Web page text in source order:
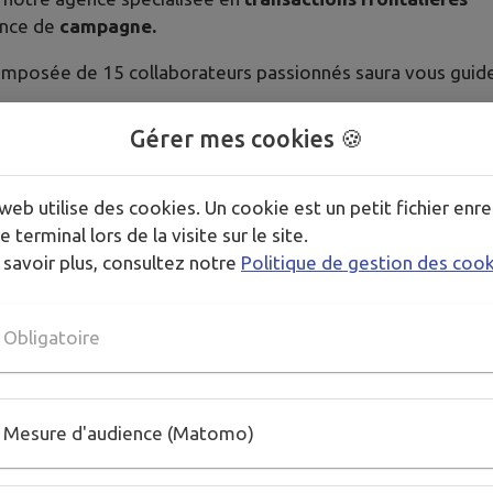
de campagne.
de 15 collaborateurs passionnés saura vous
championne du Monde de Triathlon,
de la Vallée Verte,Margaux TURCANchampionne de
BROGLIOspécialiste relations sociales/humaines et
TURCAN,
,Stéphanie COQUILLARD,Mylène BOUCHARDY
membre de PROPERTY PARTNERS, réseau
Genevois en haute Savoie,
Gérer mes cookies 🍪
utilise des cookies. Un cookie est un petit fichier
terminal lors de la visite sur le site.
savoir plus, consultez notre Politique de gestion des
Obligatoire
Mesure d'audience (Matomo)